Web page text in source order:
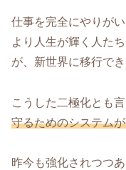
仕事を完全にやりが
より人生が輝く人た
が、新世界に移行で
こうした二極化とも
守るためのシステム
昨今も強化されつつ